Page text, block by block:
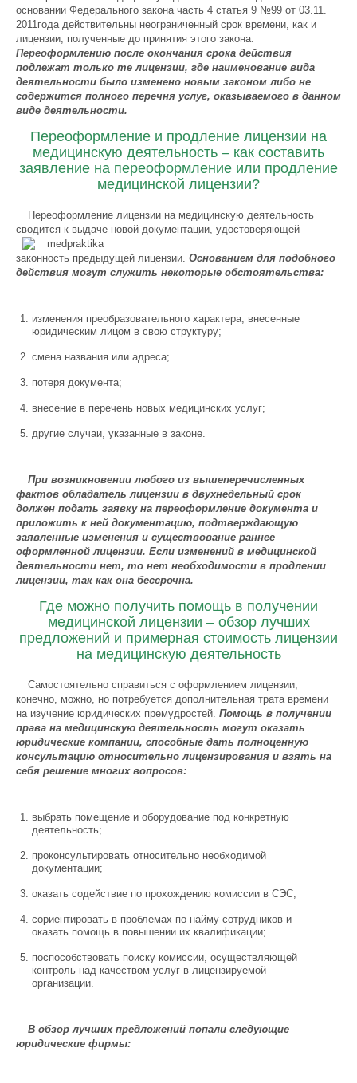
основании Федерального закона часть 4 статья 9 №99 от 03.11.
2011года действительны неограниченный срок времени, как и
лицензии, полученные до принятия этого закона.
Переоформлению после окончания срока действия
подлежат только те лицензии, где наименование вида
деятельности было изменено новым законом либо не
содержится полного перечня услуг, оказываемого в данном
виде деятельности.
Переоформление и продление лицензии на
медицинскую деятельность – как составить
заявление на переоформление или продление
медицинской лицензии?
Переоформление лицензии на медицинскую деятельность
сводится к выдаче новой документации, удостоверяющей
законность предыдущей лицензии. Основанием для подобного
действия могут служить некоторые обстоятельства:
изменения преобразовательного характера, внесенные
юридическим лицом в свою структуру;
смена названия или адреса;
потеря документа;
внесение в перечень новых медицинских услуг;
другие случаи, указанные в законе.
При возникновении любого из вышеперечисленных
фактов обладатель лицензии в двухнедельный срок
должен подать заявку на переоформление документа и
приложить к ней документацию, подтверждающую
заявленные изменения и существование раннее
оформленной лицензии. Если изменений в медицинской
деятельности нет, то нет необходимости в продлении
лицензии, так как она бессрочна.
Где можно получить помощь в получении
медицинской лицензии – обзор лучших
предложений и примерная стоимость лицензии
на медицинскую деятельность
Самостоятельно справиться с оформлением лицензии,
конечно, можно, но потребуется дополнительная трата времени
на изучение юридических премудростей. Помощь в получении
права на медицинскую деятельность могут оказать
юридические компании, способные дать полноценную
консультацию относительно лицензирования и взять на
себя решение многих вопросов:
выбрать помещение и оборудование под конкретную
деятельность;
проконсультировать относительно необходимой
документации;
оказать содействие по прохождению комиссии в СЭС;
сориентировать в проблемах по найму сотрудников и
оказать помощь в повышении их квалификации;
поспособствовать поиску комиссии, осуществляющей
контроль над качеством услуг в лицензируемой
организации.
В обзор лучших предложений попали следующие
юридические фирмы: